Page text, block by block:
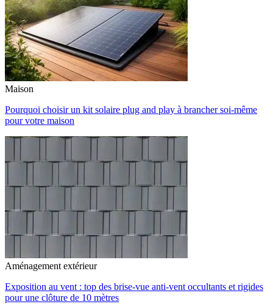
Maison
Pourquoi choisir un kit solaire plug and play à brancher soi-même
pour votre maison
Aménagement extérieur
Exposition au vent : top des brise-vue anti-vent occultants et rigides
pour une clôture de 10 mètres